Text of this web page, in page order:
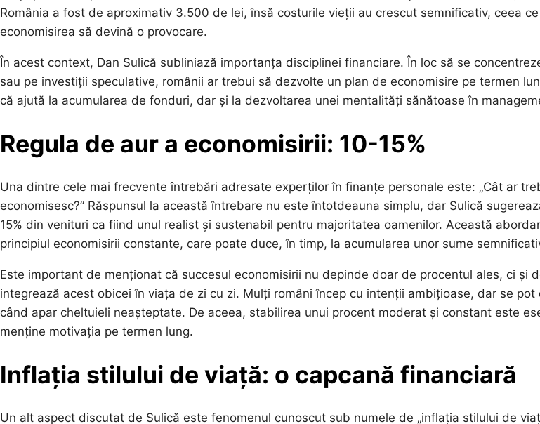
România a fost de aproximativ 3.500 de lei, însă costurile vieții au crescut semnificativ, ceea
economisirea să devină o provocare.
În acest context, Dan Sulică subliniază importanța disciplinei financiare. În loc să se
sau pe investiții speculative, românii ar trebui să dezvolte un plan de economisire pe termen
că ajută la acumularea de fonduri, dar și la dezvoltarea unei mentalități sănătoase în
Regula de aur a economisirii: 10-15%
Una dintre cele mai frecvente întrebări adresate experților în finanțe personale este: „Cât ar
economisesc?” Răspunsul la această întrebare nu este întotdeauna simplu, dar Sulică
15% din venituri ca fiind unul realist și sustenabil pentru majoritatea oamenilor. Această
principiul economisirii constante, care poate duce, în timp, la acumularea unor sume
Este important de menționat că succesul economisirii nu depinde doar de procentul ales, ci și
integrează acest obicei în viața de zi cu zi. Mulți români încep cu intenții ambițioase, dar se pot
când apar cheltuieli neașteptate. De aceea, stabilirea unui procent moderat și constant este
menține motivația pe termen lung.
Inflația stilului de viață: o capcană financiară
Un alt aspect discutat de Sulică este fenomenul cunoscut sub numele de „inflația stilului de